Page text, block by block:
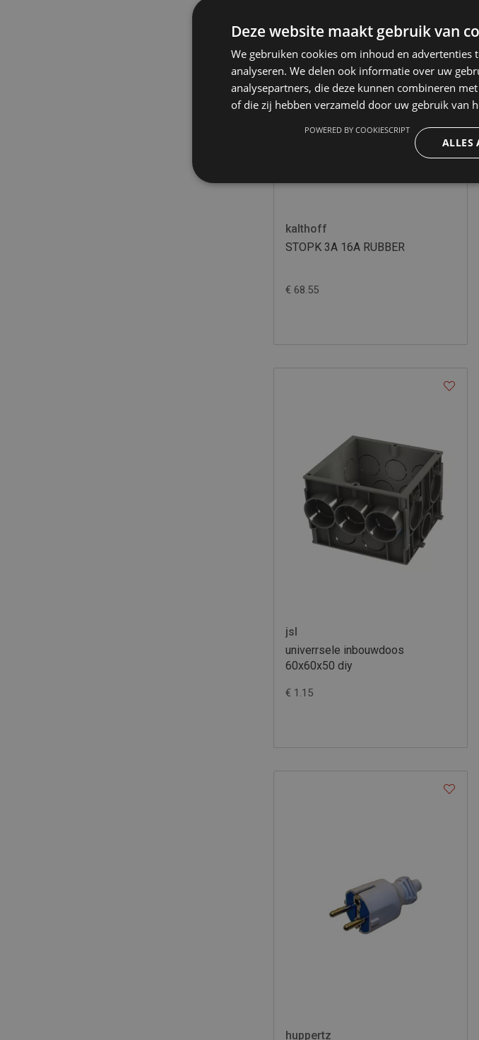
kalthoff
STOPK 3A 16A RUBBER
€ 68.55
jsl
univerrsele inbouwdoos
60x60x50 diy
€ 1.15
huppertz
Deze website maakt gebruik van
We gebruiken cookies om inhoud en advertenties
analyseren. We delen ook informatie over uw
analysepartners, die deze kunnen combineren
of die zij hebben verzameld door uw gebruik van
ALLES
POWERED BY COOKIESCRIPT